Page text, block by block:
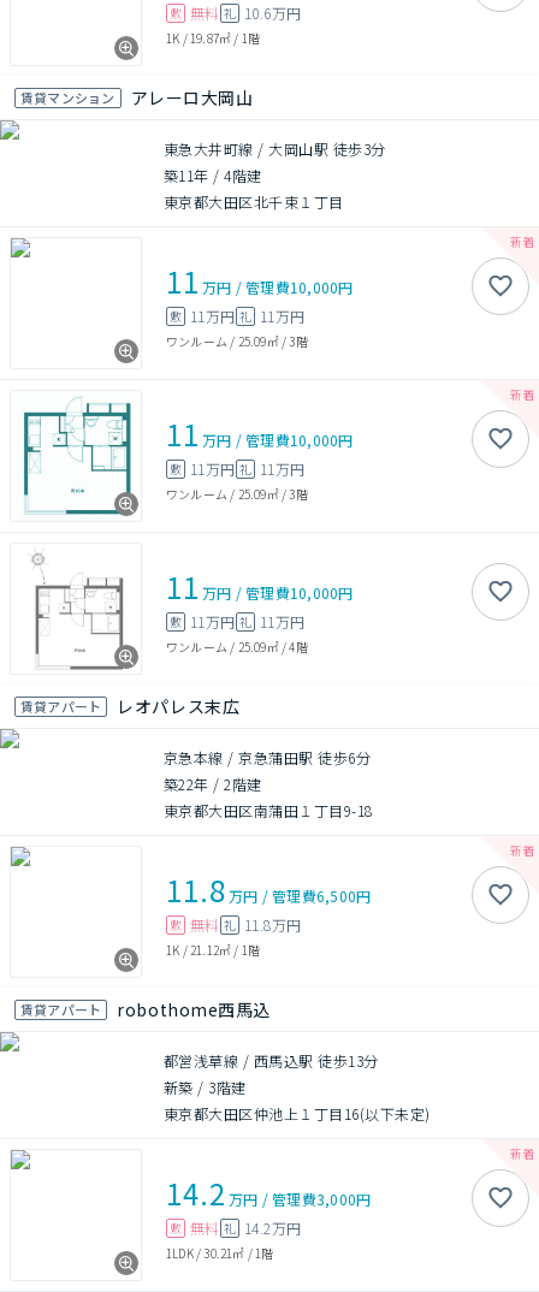
敷 無料 礼 10.6万円
1K / 19.87㎡ / 1階
賃貸マンション アレーロ大岡山
東急大井町線 / 大岡山駅 徒歩3分
築11年 /4階建
東京都大田区北千束１丁目
11 万円 /管理費10,000円
敷 11万円 礼 11万円
ワンルーム / 25.09㎡/3階
11 万円 /管理費10,000円
敷 11万円 礼 11万円
ワンルーム / 25.09㎡/3階
11 万円 /管理費10,000円
敷 11万円 礼 11万円
ワンルーム / 25.09㎡/4階
賃貸アパート レオパレス末広
京急本線 / 京急蒲田駅 徒歩6分
築22年 /2階建
東京都大田区南蒲田１丁目9-18
11.8万円 /管理費6,500円
敷 無料 礼 11.8万円
1K / 21.12㎡ / 1階
賃貸アパート robothome西馬込
都営浅草線 / 西馬込駅 徒歩13分
新築 / 3階建
東京都大田区仲池上１丁目16(以下未定)
14.2 万円 /管理費3,000円
敷 無料 礼 14.2万円
1LDK/30.21㎡ / 1階